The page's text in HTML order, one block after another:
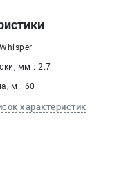
мм : 2.7
м : 60
характеристик